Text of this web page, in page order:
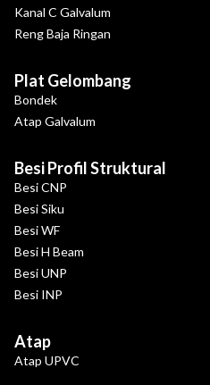
Kanal C Galvalum
Reng Baja Ringan
Plat Gelombang
Bondek
Atap Galvalum
Besi Profil Struktural
Besi CNP
Besi Siku
Besi WF
Besi H Beam
Besi UNP
Besi INP
Atap
Atap UPVC